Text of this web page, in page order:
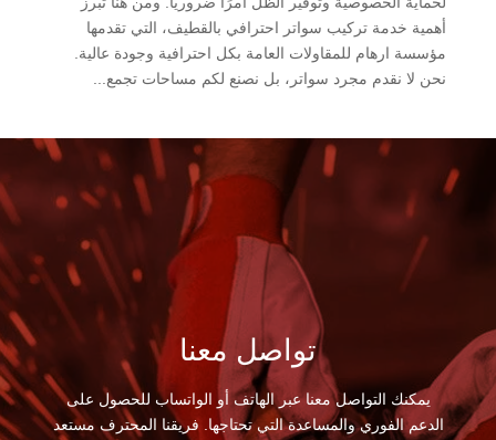
أهمية خدمة تركيب سواتر احترافي بالقطيف، التي تقدمها
مؤسسة ارهام للمقاولات العامة بكل احترافية وجودة عالية.
نحن لا نقدم مجرد سواتر، بل نصنع لكم مساحات تجمع...
تواصل معنا
يمكنك التواصل معنا عبر الهاتف أو الواتساب للحصول على
الدعم الفوري والمساعدة التي تحتاجها. فريقنا المحترف مستعد